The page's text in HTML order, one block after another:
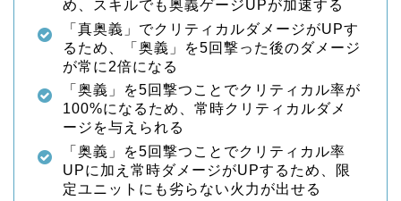
め、スキルでも奥義ゲージUPが加速する
「真奥義」でクリティカルダメージがUPす
るため、「奥義」を5回撃った後のダメージ
が常に2倍になる
「奥義」を5回撃つことでクリティカル率が
100%になるため、常時クリティカルダメ
ージを与えられる
「奥義」を5回撃つことでクリティカル率
UPに加え常時ダメージがUPするため、限
定ユニットにも劣らない火力が出せる